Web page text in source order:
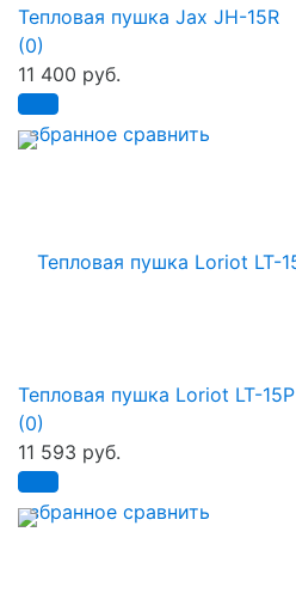
избранное сравнить
Тепловая пушка Jax JH-15R
(0)
11 400 руб.
избранное сравнить
Тепловая пушка Loriot LT-15P
(0)
11 593 руб.